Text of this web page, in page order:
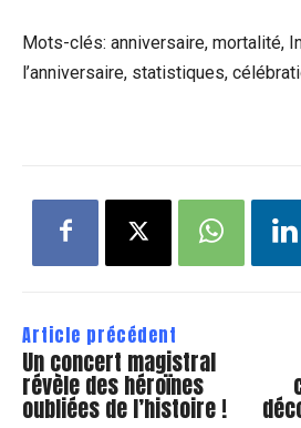
Mots-clés: anniversaire, mortalité,
l’anniversaire, statistiques,
Article précédent
Un concert magistral
révèle des héroïnes
oubliées de l’histoire !